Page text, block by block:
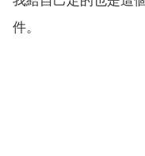
件。